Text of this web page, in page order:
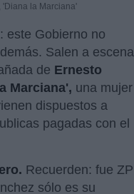
'Diana la Marciana'
este Gobierno no
Salen a escena
de Ernesto
Marciana', una mujer
dispuestos a
pagadas con el
Recuerden: fue ZP
sólo es su